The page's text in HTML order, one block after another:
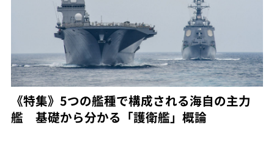
《特集》5つの艦種で構成される海自の主力
艦 基礎から分かる「護衛艦」概論